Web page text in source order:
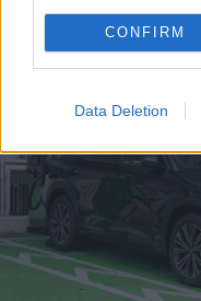
CONFIRM
Data Deletion